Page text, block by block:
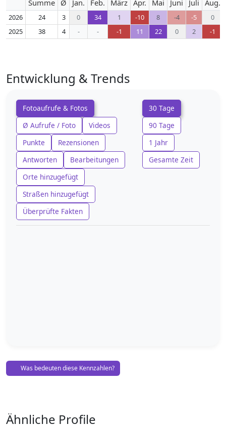
Summe Ø Jan. Feb. März Apr. Mai Juni Juli Aug.
2026 24 3 0 34 1 -10 8 -4 -5
0
2025
38 4 - - -1 11 22 0 2 -1
Entwicklung & Trends
Fotoaufrufe & Fotos
Ø Aufrufe / Foto
Videos
Punkte
Rezensionen
Antworten
Bearbeitungen
Orte hinzugefügt
Straßen hinzugefügt
Überprüfte Fakten
30 Tage
90 Tage
1 Jahr
Gesamte Zeit
Was bedeuten diese Kennzahlen?
Ähnliche Profile